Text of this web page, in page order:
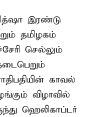
இரண்டு
தமிழகம்
செல்லும்
காவல்
விழாவில்
ஹெலிகாப்டர்